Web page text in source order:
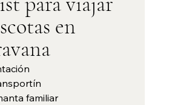
en
familiar